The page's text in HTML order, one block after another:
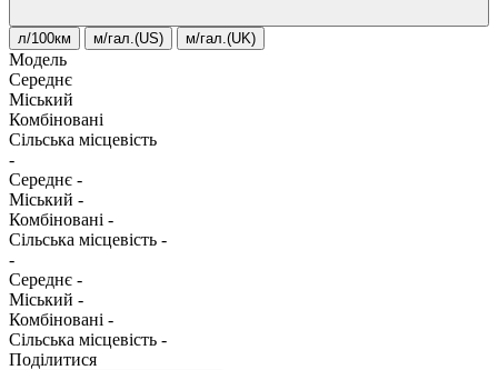
л/100км м/гал.(US) м/гал.(UK)
Модель
Середнє
Міський
Комбіновані
Сільська місцевість
-
Середнє -
Міський -
Комбіновані -
Сільська місцевість -
-
Середнє -
Міський -
Комбіновані -
Сільська місцевість -
Поділитися